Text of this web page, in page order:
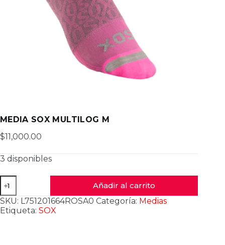
MEDIA SOX MULTILOG M
$11,000.00
3 disponibles
MEDIA
SOX
MULTILOG
M
cantidad
Añadir al carrito
SKU: L751201664ROSA0 Categoría: Medias
Etiqueta: SOX